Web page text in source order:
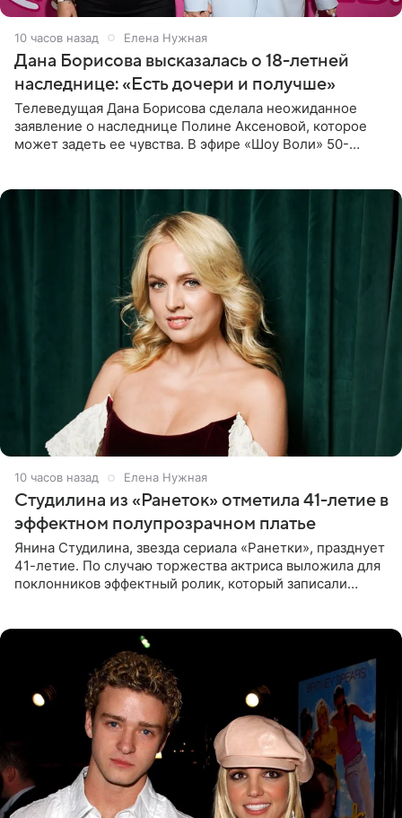
10 часов назад Елена Нужная
Дана Борисова высказалась о 18-летней
наследнице: «Есть дочери и получше»
Телеведущая Дана Борисова сделала неожиданное
заявление о наследнице Полине Аксеновой, которое
может задеть ее чувства. В эфире «Шоу Воли» 50-
10 часов назад Елена Нужная
Студилина из «Ранеток» отметила 41-летие в
эффектном полупрозрачном платье
Янина Студилина, звезда сериала «Ранетки», празднует
41-летие. По случаю торжества актриса выложила для
поклонников эффектный ролик, который записали